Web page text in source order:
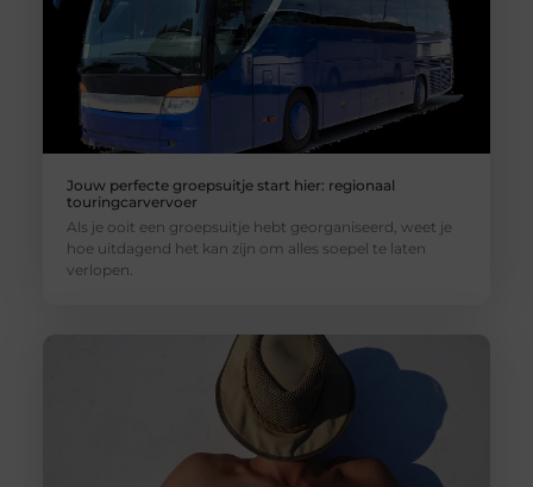
Jouw perfecte groepsuitje start hier: regionaal
touringcarvervoer
Als je ooit een groepsuitje hebt georganiseerd, weet je
hoe uitdagend het kan zijn om alles soepel te laten
verlopen.